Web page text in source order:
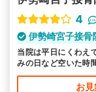
4
伊勢崎宮子接骨
当院は平日にくわえ
みの日など空いた時
お